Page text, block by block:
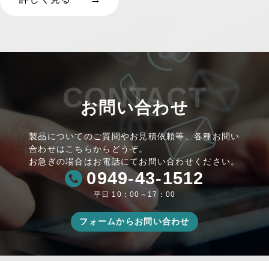
CONTACT
お問い合わせ
製品についてのご質問やお見積依頼等、各種お問い
合わせはこちらからどうぞ。
お急ぎの場合はお電話にてお問い合わせください。
0949-43-1512
平日 10：00～17：00
フォームからお問い合わせ